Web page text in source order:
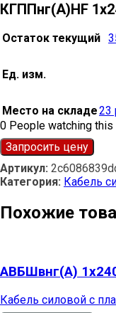
КГППнг(А)HF
Остаток текущий
Ед. изм.
Место на складе23
0 People watching
Запросить цену
Артикул:
Категория: Кабель
Похожие
АВБШвнг(А)
Кабель силовой с